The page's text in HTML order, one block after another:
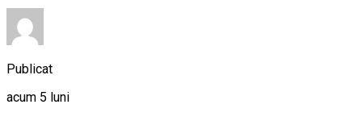
Publicat
acum 5 luni